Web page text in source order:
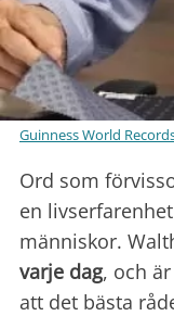
Guinness World
Ord som
en
människor.
varje dag, och
att det bästa